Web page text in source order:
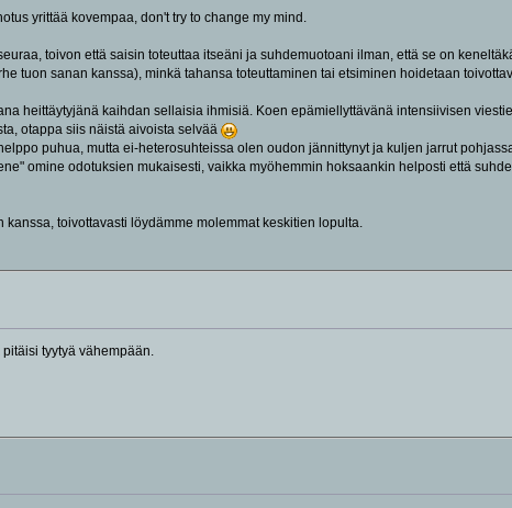
yrittää kovempaa, don't try to change my mind.
toivon että saisin toteuttaa itseäni ja suhdemuotoani ilman, että se on
tuon sanan kanssa), minkä tahansa toteuttaminen tai etsiminen hoidetaan
heittäytyjänä kaihdan sellaisia ihmisiä. Koen epämiellyttävänä intensiivisen
otappa siis näistä aivoista selvää
puhua, mutta ei-heterosuhteissa olen oudon jännittynyt ja kuljen jarrut
omine odotuksien mukaisesti, vaikka myöhemmin hoksaankin helposti että
toivottavasti löydämme molemmat keskitien lopulta.
tyytyä vähempään.